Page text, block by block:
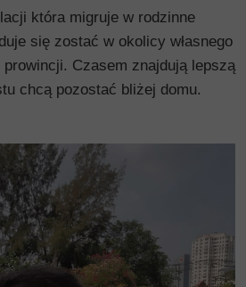
która migruje w rodzinne
się zostać w okolicy własnego
prowincji. Czasem znajdują lepszą
chcą pozostać bliżej domu.